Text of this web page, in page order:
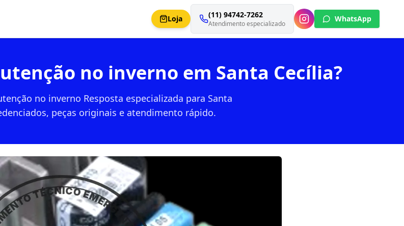
Loja (11) 94742-7262
Atendimento especializado
WhatsApp
no inverno em Santa Cecília?
no inverno Resposta especializada para Santa
peças originais e atendimento rápido.